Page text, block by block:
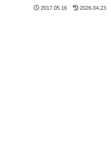
2017.05.16 2026.04.23